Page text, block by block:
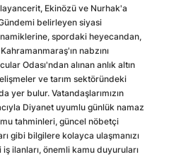
Ekinözü ve Nurhak'a
belirleyen siyasi
spordaki heyecandan,
nabzını
Odası'ndan alınan anlık altın
ve tarım sektöründeki
yer bulur. Vatandaşlarımızın
Diyanet uyumlu günlük namaz
tahminleri, güncel nöbetçi
gibi bilgilere kolayca ulaşmanızı
ilanları, önemli kamu duyuruları